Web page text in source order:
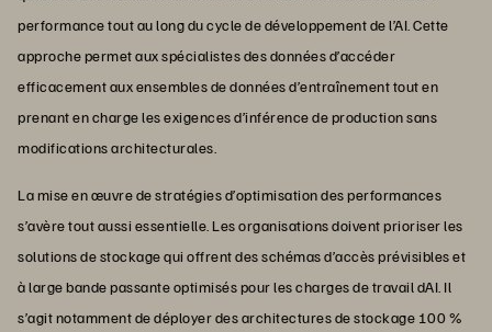
performance tout au long du cycle de développement de l’AI. Cette
approche permet aux spécialistes des données d’accéder
efficacement aux ensembles de données d’entraînement tout en
prenant en charge les exigences d’inférence de production sans
modifications architecturales.
La mise en œuvre de stratégies d’optimisation des performances
s’avère tout aussi essentielle. Les organisations doivent prioriser les
solutions de stockage qui offrent des schémas d’accès prévisibles et
à large bande passante optimisés pour les charges de travail dAI. Il
s’agit notamment de déployer des architectures de stockage 100 %